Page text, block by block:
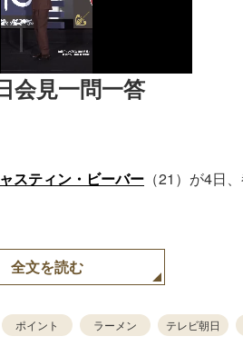
会見一問一答
スティン・ビーバー （21）が4日
全文を読む
ポイント ラーメン テレビ朝日